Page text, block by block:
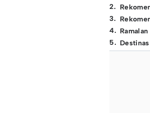
2.
3.
4.
5.